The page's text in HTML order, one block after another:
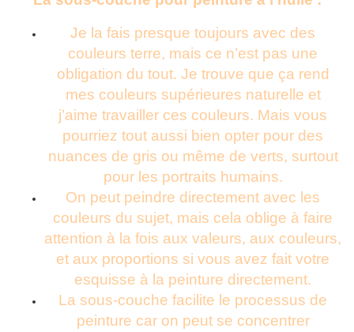
Je la fais presque toujours avec des
couleurs terre, mais ce n’est pas une
obligation du tout. Je trouve que ça rend
mes couleurs supérieures naturelle et
j’aime travailler ces couleurs. Mais vous
pourriez tout aussi bien opter pour des
nuances de gris ou même de verts, surtout
pour les portraits humains.
On peut peindre directement avec les
couleurs du sujet, mais cela oblige à faire
attention à la fois aux valeurs, aux couleurs,
et aux proportions si vous avez fait votre
esquisse à la peinture directement.
La sous-couche facilite le processus de
peinture car on peut se concentrer